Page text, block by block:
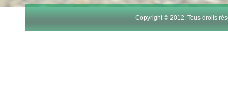
Copyright © 2012. Tous droits